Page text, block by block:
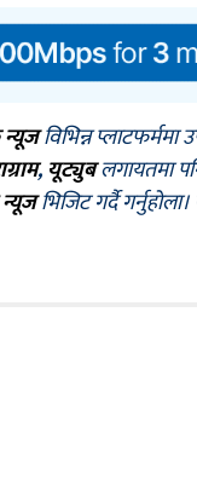
विभिन्न
, यूट्युबलगायतमा
भिजिट गर्दै